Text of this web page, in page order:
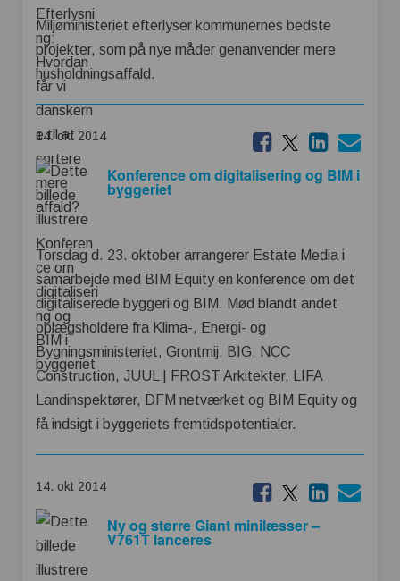
Miljøministeriet efterlyser kommunernes bedste
projekter, som på nye måder genanvender mere
husholdningsaffald.
14. okt 2014
Konference om digitalisering og BIM i
byggeriet
Torsdag d. 23. oktober arrangerer Estate Media i
samarbejde med BIM Equity en konference om det
digitaliserede byggeri og BIM. Mød blandt andet
oplægsholdere fra Klima-, Energi- og
Bygningsministeriet, Grontmij, BIG, NCC
Construction, JUUL | FROST Arkitekter, LIFA
Landinspektører, DFM netværket og BIM Equity og
få indsigt i byggeriets fremtidspotentialer.
14. okt 2014
Ny og større Giant minilæsser –
V761T lanceres